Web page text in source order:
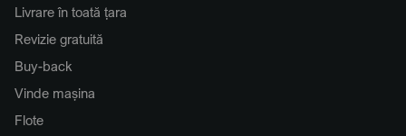
Livrare în toată țara
Revizie gratuită
Buy-back
Vinde mașina
Flote